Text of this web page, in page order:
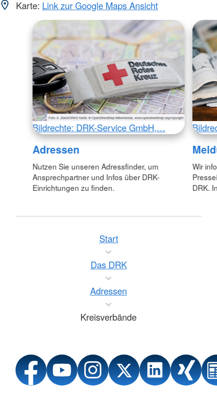
Karte: Link zur Google Maps Ansicht
Bildrechte: DRK-Service GmbH,…
Adressen
Nutzen Sie unseren Adressfinder, um
Ansprechpartner und Infos über DRK-
Einrichtungen zu finden.
Wir
DRK.
Start
Das DRK
Adressen
Kreisverbände